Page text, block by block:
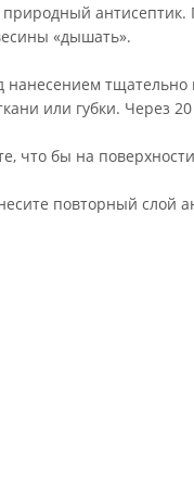
антисептик.
«дышать».
нанесением
или губки. Через
что бы на
повторный слой